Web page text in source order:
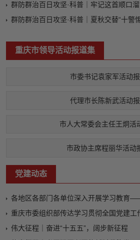
群防群治百日攻坚·科普｜牢记这首顺口
群防群治百日攻坚·科普｜夏秋交替“十警
重庆市领导活动报道集
市委书记袁家军活动
代理市长陈新武活动
市人大常委会主任王炯活
市政协主席程丽华活动
党建动态
重庆市委组织部传达学习贯彻全国党建工
伟大征程｜奋进“十五五”，阔步新征程